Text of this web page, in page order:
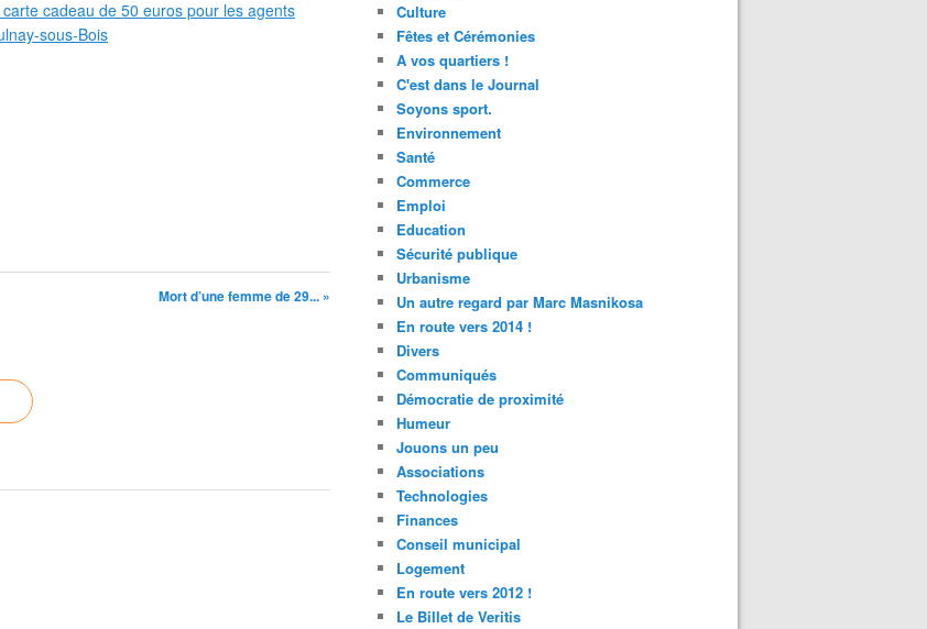
Mort d’une femme de 29... »
Culture
Fêtes et Cérémonies
A vos quartiers !
C'est dans le Journal
Soyons sport.
Environnement
Santé
Commerce
Emploi
Education
Sécurité publique
Urbanisme
Un autre regard par Marc Masnikosa
En route vers 2014 !
Divers
Communiqués
Démocratie de proximité
Humeur
Jouons un peu
Associations
Technologies
Finances
Conseil municipal
Logement
En route vers 2012 !
Le Billet de Veritis